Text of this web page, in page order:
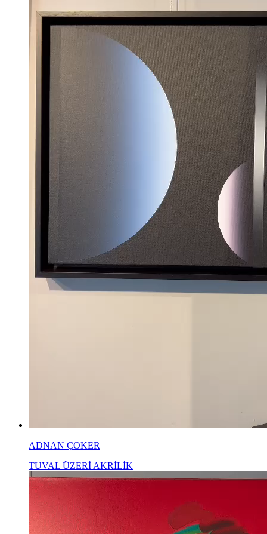
ADNAN ÇOKER
TUVAL ÜZERİ AKRİLİK